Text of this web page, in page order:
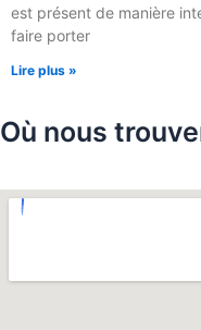
est présent de manière
faire porter
Lire plus »
Où nous